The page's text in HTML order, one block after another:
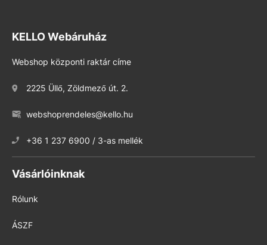
KELLO Webáruház
Webshop központi raktár címe
2225 Üllő, Zöldmező út. 2.
webshoprendeles@kello.hu
+36 1 237 6900 / 3-as mellék
Vásárlóinknak
Rólunk
ÁSZF